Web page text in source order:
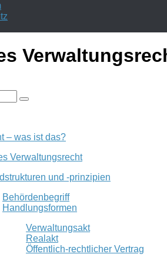
– was ist das?
Verwaltungsrecht
und -prinzipien
Behördenbegriff
Handlungsformen
Verwaltungsakt
Realakt
Öffentlich-rechtlicher Vertrag